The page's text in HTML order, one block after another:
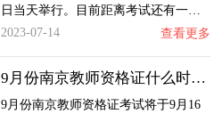
日当天举行。目前距离考试还有一…
2023-07-14
查看更多
9月份南京教师资格证什么时候考？
9月份南京教师资格证考试将于9月16